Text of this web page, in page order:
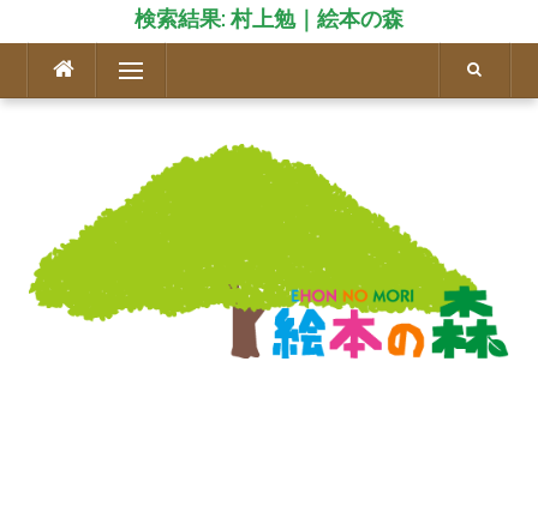
検索結果: 村上勉｜絵本の森
テ
メニュー